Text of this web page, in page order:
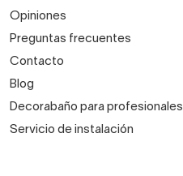
Opiniones
Preguntas frecuentes
Contacto
Blog
Decorabaño para profesionales
Servicio de instalación